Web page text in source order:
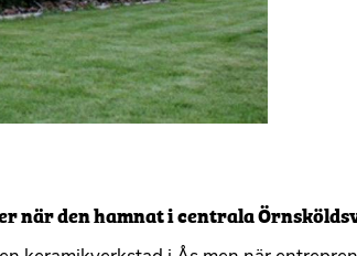
när den hamnat i centrala